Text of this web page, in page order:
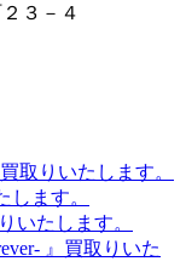
３－４
取りいたします。
ます。
たします。
』買取りいた